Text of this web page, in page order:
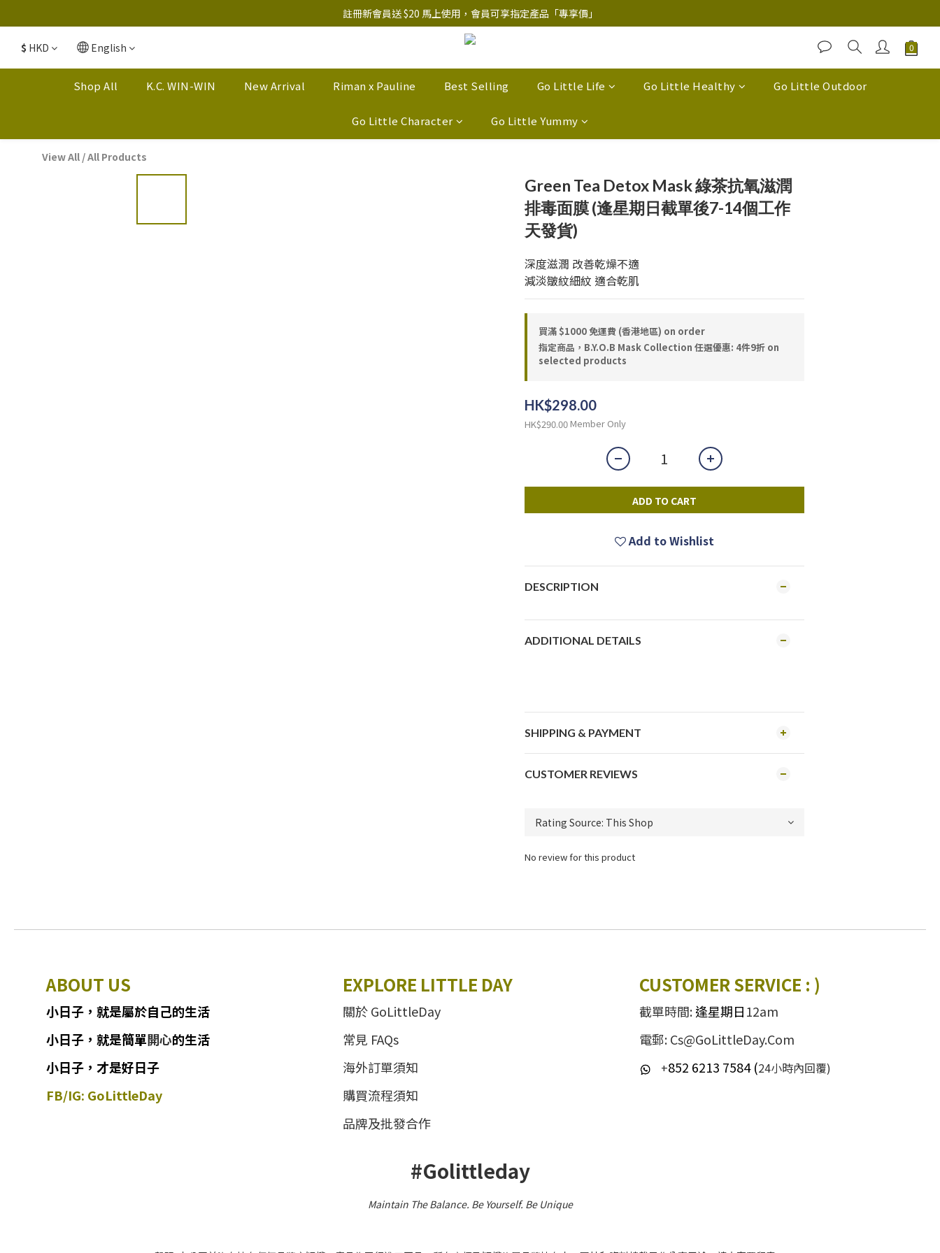
註冊新會員送 $20 馬上使用，會員可享指定產品「​專享價」
註冊新會員送 $20 馬上使用，會員可享指定產品「​專享價」
B.Y.O.B Mask Collection 任選優惠: 4件9折
註冊新會員送 $20 馬上使用，會員可享指定產品「​專享價」
$ HKD English
Shop All K.C. WIN-WIN New Arrival Riman x Pauline Best Selling Go Little Life Go Little Healthy Go Little Outdoor
Go Little Character Go Little Yummy
View All /All Products
Green Tea Detox Mask 綠茶抗氧滋潤
排毒面膜 (逢星期日截單後7-14個工作
天發貨)
深度滋潤 改善乾燥不適
減淡皺紋細紋 適合乾肌
買滿 $1000 免運費 (香港地區) on order
指定商品，B.Y.O.B Mask Collection 任選優惠: 4件9折 on
selected products
HK$298.00
HK$290.00Member Only
ADD TO CART
Add to Wishlist
DESCRIPTION
ADDITIONAL DETAILS
SHIPPING & PAYMENT
CUSTOMER REVIEWS
No review for this product
ABOUT US
小日子 ， 就是屬於自己的生活
小日子 ， 就是簡單開心的生活
小日子，才是好日子
FB/IG: GoLittleDay
EXPLORE LITTLE DAY
關於 GoLittleDay
常見 FAQs
海外訂單須知
購買流程須知
品牌及批發合作
CUSTOMER SERVICE : )
截單時間:逢星期日12am
電郵: Cs@GoLittleDay.Com
+852 6213 7584 (24小時內回覆)
#Golittleday
Maintain The Balance. Be Yourself.Be Unique